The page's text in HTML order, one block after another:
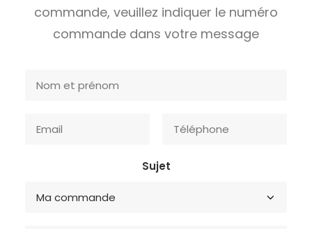
commande, veuillez indiquer le numéro
commande dans votre message
Sujet